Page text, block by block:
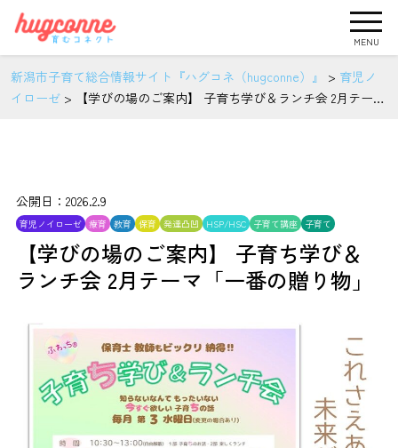
MENU
新潟市子育て総合情報サイト『ハグコネ（hugconne）』 > 育児ノ
イローゼ >
【学びの場のご案内】 子育ち学び＆ランチ会 2月テーマ
公開日：2026.2.9
育児ノイローゼ 療育 教育 保育 発達凸凹 HSP/HSC 子育て講座 子育て
【学びの場のご案内】 子育ち学び＆
ランチ会 2月テーマ「一番の贈り物」